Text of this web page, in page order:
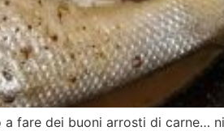
a fare dei buoni arrosti di carne…